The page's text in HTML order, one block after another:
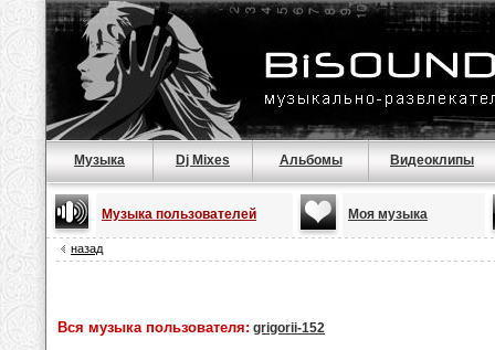
Музыка Dj Mixes Альбомы Видеоклипы
Музыка пользователей Моя музыка
назад
Вся музыка пользователя: grigorii-152